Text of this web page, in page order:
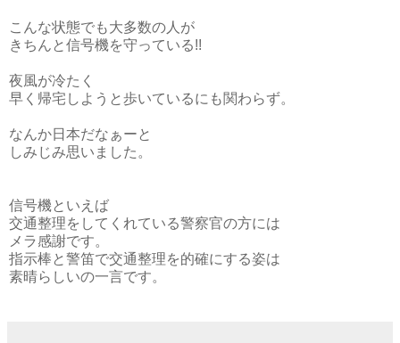
こんな状態でも大多数の人が
きちんと信号機を守っている!!
夜風が冷たく
早く帰宅しようと歩いているにも関わらず。
なんか日本だなぁーと
しみじみ思いました。
信号機といえば
交通整理をしてくれている警察官の方には
メラ感謝です。
指示棒と警笛で交通整理を的確にする姿は
素晴らしいの一言です。